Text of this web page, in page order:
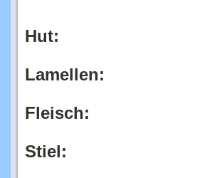
Hut:
Lamellen:
Fleisch:
Stiel: